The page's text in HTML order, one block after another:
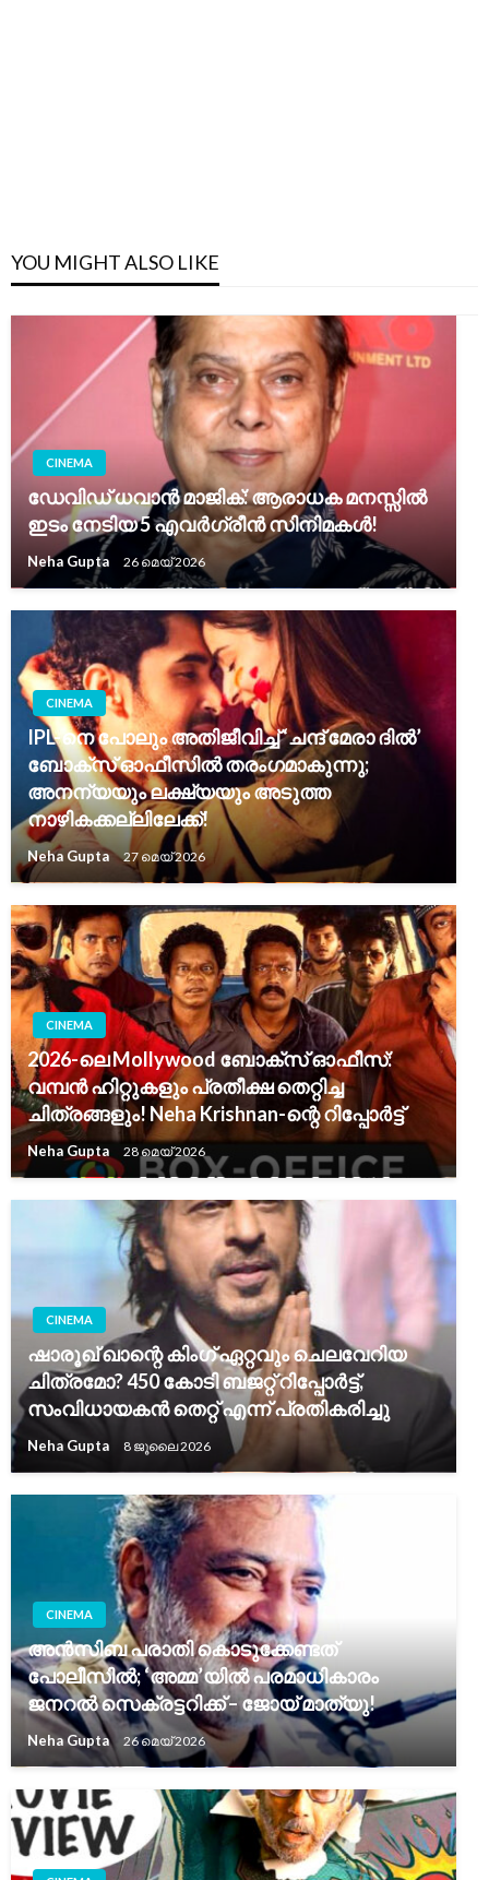
YOU MIGHT ALSO LIKE
CINEMA
ഡേവിഡ് ധവാൻ മാജിക്: ആരാധക മനസ്സിൽ
ഇടം നേടിയ 5 എവർഗ്രീൻ സിനിമകൾ!
Neha Gupta 26 മെയ്‌ 2026
CINEMA
IPL-നെ പോലും അതിജീവിച്ച് ‘ചന്ദ് മേരാ ദിൽ’
ബോക്സ് ഓഫീസിൽ തരംഗമാകുന്നു;
അനന്യയും ലക്ഷ്യയും അടുത്ത
നാഴികക്കല്ലിലേക്ക്!
Neha Gupta 27 മെയ്‌ 2026
CINEMA
2026-ലെ Mollywood ബോക്സ് ഓഫീസ്:
വമ്പൻ ഹിറ്റുകളും പ്രതീക്ഷ തെറ്റിച്ച
ചിത്രങ്ങളും! Neha Krishnan-ന്റെ റിപ്പോർട്ട്
Neha Gupta 28 മെയ്‌ 2026
CINEMA
ഷാരൂഖ് ഖാന്റെ കിംഗ് ഏറ്റവും ചെലവേറിയ
ചിത്രമോ? 450 കോടി ബജറ്റ് റിപ്പോർട്ട്,
സംവിധായകൻ തെറ്റ് എന്ന് പ്രതികരിച്ചു
Neha Gupta 8 ജൂലൈ 2026
CINEMA
അൻസിബ പരാതി കൊടുക്കേണ്ടത്
പോലീസിൽ; ‘അമ്മ’യിൽ പരമാധികാരം
ജനറൽ സെക്രട്ടറിക്ക് – ജോയ് മാത്യു!
Neha Gupta 26 മെയ്‌ 2026